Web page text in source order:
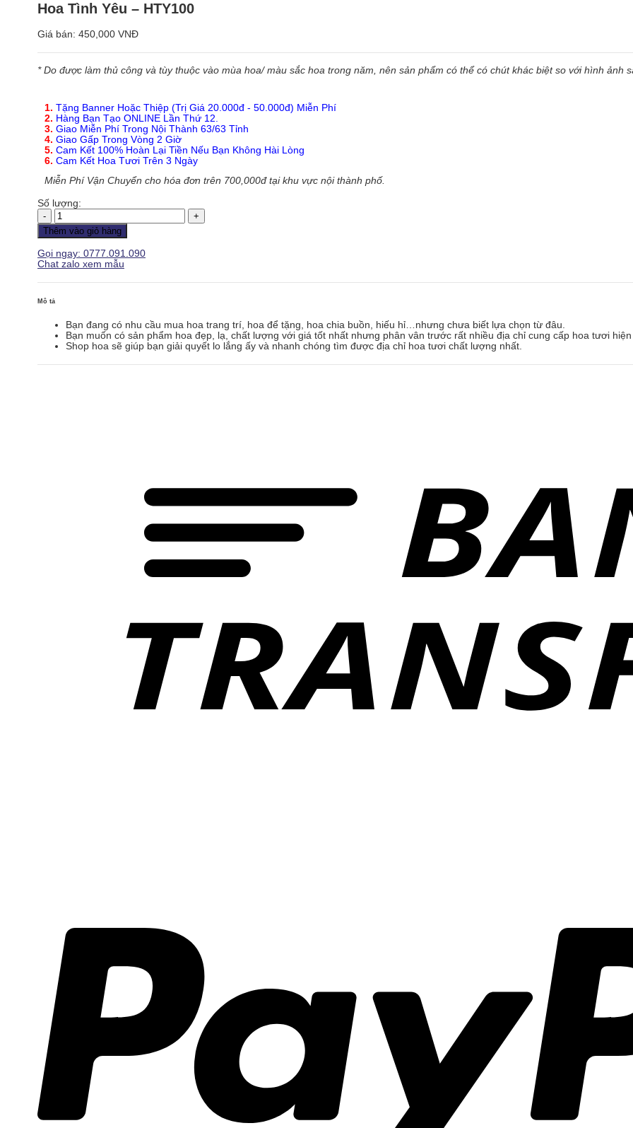
Hoa Tình Yêu – HTY100
Giá bán: 450,000 VNĐ
* Do được làm thủ công và tùy thuộc vào mùa hoa/ màu sắc hoa trong năm, nên sản phẩm có thể có chút khác biệt so với hình ảnh
1. Tặng Banner Hoặc Thiệp (Trị Giá 20.000đ - 50.000đ) Miễn Phí
2. Hàng Bạn Tạo ONLINE Lần Thứ 12.
3. Giao Miễn Phí Trong Nội Thành 63/63 Tỉnh
4. Giao Gấp Trong Vòng 2 Giờ
5. Cam Kết 100% Hoàn Lại Tiền Nếu Bạn Không Hài Lòng
6. Cam Kết Hoa Tươi Trên 3 Ngày
Miễn Phí Vận Chuyển cho hóa đơn trên 700,000đ tại khu vực nội thành phố.
Số lượng:
Hoa
Tình
Yêu
HTY100
số
Thêm vào giỏ hàng
Gọi ngay: 0777.091.090
Chat zalo xem mẫu
Mô tả
Bạn đang có nhu cầu mua hoa trang trí, hoa để tặng, hoa chia buồn, hiếu hỉ…nhưng chưa biết lựa chọn từ đâu.
Bạn muốn có sản phẩm hoa đẹp, lạ, chất lượng với giá tốt nhất nhưng phân vân trước rất nhiều địa chỉ cung cấp hoa tươi hiện
Shop hoa sẽ giúp bạn giải quyết lo lắng ấy và nhanh chóng tìm được địa chỉ hoa tươi chất lượng nhất.